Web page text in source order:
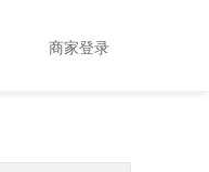
商家登录